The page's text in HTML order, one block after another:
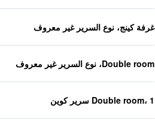
غرفة كينج، نوع السرير غير معروف
Double room، نوع السرير غير معروف
Double room، 1 سرير كوين